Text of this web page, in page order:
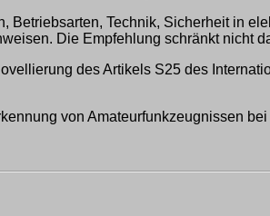
Technik, Sicherheit in
Die Empfehlung schränkt nicht
des Artikels S25 des
von Amateurfunkzeugnissen